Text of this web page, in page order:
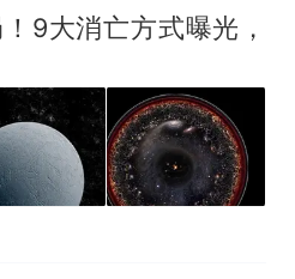
句“跟我回家”改写了
全国小炒肉大王”称
视频评出？中国烹饪
采菌偶然发现鸡枞菌
守1天等它长大：挖了
钓获鲨鱼徒手将其拽
目击者直呼震惊 （视频
9大消亡方式曝光，